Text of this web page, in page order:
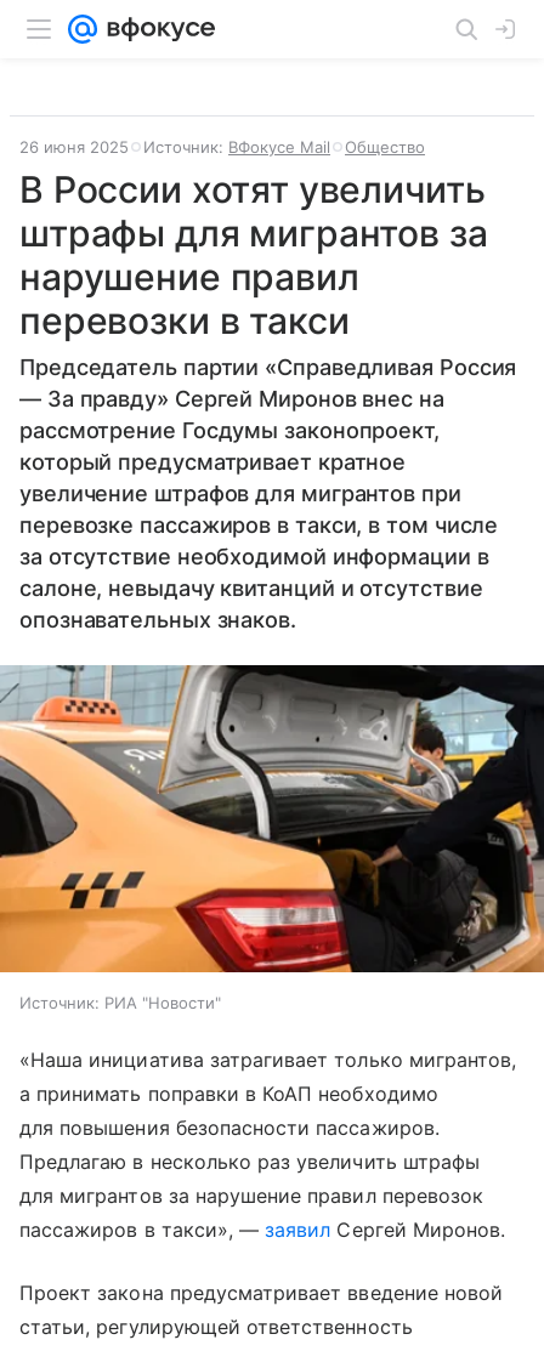
26 июня 2025 Источник: ВФокусе Mail Общество
В России хотят увеличить
штрафы для мигрантов за
нарушение правил
перевозки в такси
Председатель партии «Справедливая Россия
— За правду» Сергей Миронов внес на
рассмотрение Госдумы законопроект,
который предусматривает кратное
увеличение штрафов для мигрантов при
перевозке пассажиров в такси, в том числе
за отсутствие необходимой информации в
салоне, невыдачу квитанций и отсутствие
опознавательных знаков.
Источник: РИА "Новости"
«Наша инициатива затрагивает только мигрантов,
а принимать поправки в КоАП необходимо
для повышения безопасности пассажиров.
Предлагаю в несколько раз увеличить штрафы
для мигрантов за нарушение правил перевозок
пассажиров в такси», —заявил Сергей Миронов.
Проект закона предусматривает введение новой
статьи, регулирующей ответственность